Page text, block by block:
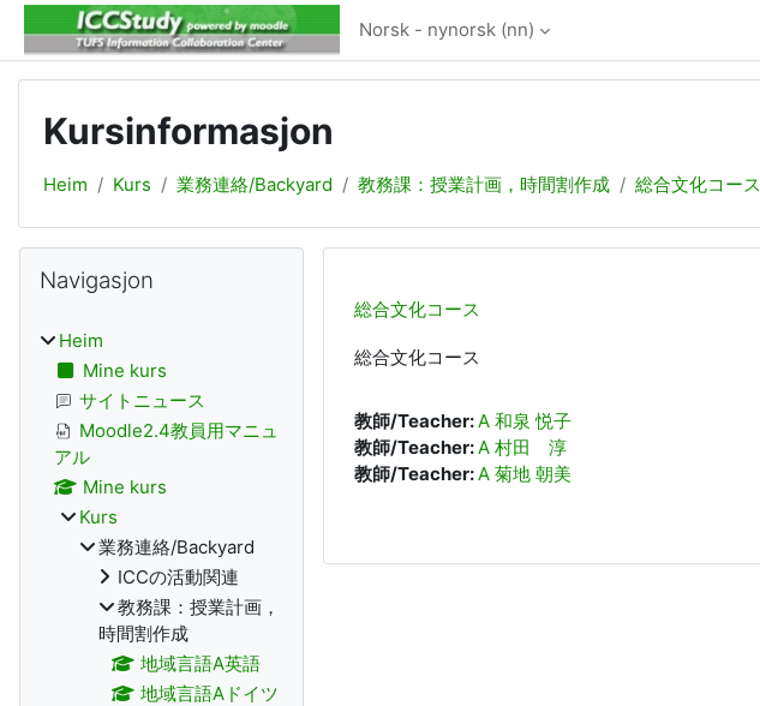
Gå til hovudinnhaldet
Norsk - nynorsk ‎(nn)‎
Kursinformasjon
Heim Kurs 業務連絡/Backyard 教務課：授業計画，時間割作成 総合文化コース
総合文化コース
総合文化コース
教師/Teacher:A 和泉 悦子
教師/Teacher:A 村田 淳
教師/Teacher:A 菊地 朝美
Boksar
Navigasjon
Heim
Mine kurs
サイトニュース
Moodle2.4教員用マニュ
アル
Mine kurs
Kurs
業務連絡/Backyard
ICCの活動関連
教務課：授業計画，
時間割作成
地域言語A英語
地域言語Aドイツ